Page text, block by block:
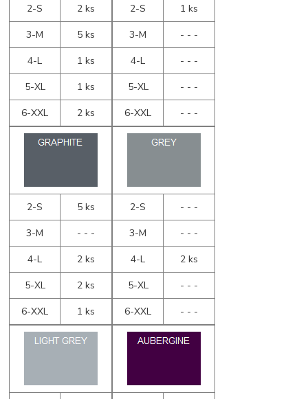
2-S
2 ks
3-M
5 ks
4-L
1 ks
5-XL
1 ks
6-XXL
2 ks
2-S
1 ks
3-M
- - -
4-L
- - -
5-XL
- - -
6-XXL
- - -
2-S
5 ks
3-M
- - -
4-L
2 ks
5-XL
2 ks
6-XXL
1 ks
2-S
- - -
3-M
- - -
4-L
2 ks
5-XL
- - -
6-XXL
- - -